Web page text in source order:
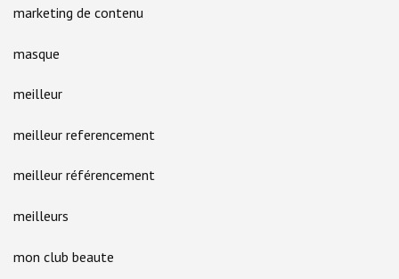
marketing de contenu
masque
meilleur
meilleur referencement
meilleur référencement
meilleurs
mon club beaute